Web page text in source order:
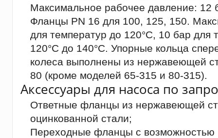
Максимальное рабочее давление: 12
Фланцы PN 16 для 100, 125, 150.
для температур до 120°C, 10 бар для
120°C до 140°C. Упорные кольца
колеса выполнены из нержавеющей
80 (кроме моделей 65-315 и 80-315).
Аксессуары для насоса по
Ответные фланцы из нержавеющей
оцинкованной стали;
Переходные фланцы с возможностью